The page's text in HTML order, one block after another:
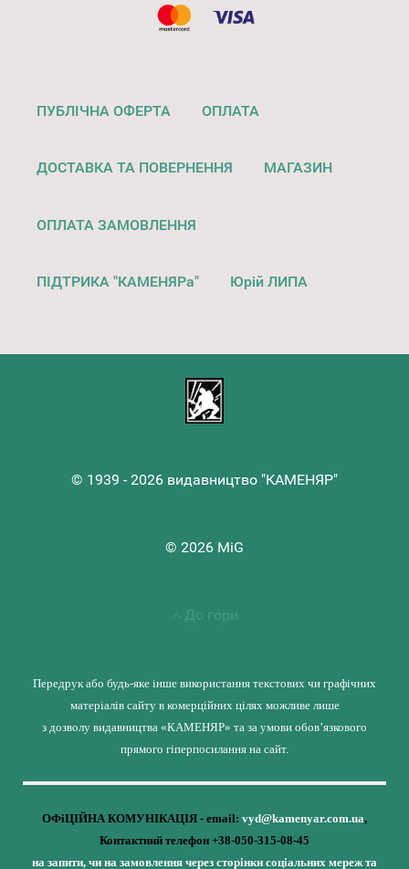
ПУБЛІЧНА ОФЕРТА ОПЛАТА
ДОСТАВКА ТА ПОВЕРНЕННЯ МАГАЗИН
ОПЛАТА ЗАМОВЛЕННЯ
ПІДТРИКА "КАМЕНЯРа" Юрій ЛИПА
© 1939 - 2026 видавництво "КАМЕНЯР"
© 2026 MiG
До гори
Передрук або будь-яке інше використання текстових чи графічних
матеріалів сайту в комерційних цілях можливе лише
з дозволу видавництва «КАМЕНЯР» та за умови обов’язкового
прямого гіперпосилання на сайт.
ОФіЦІЙНА КОМУНІКАЦІЯ - email: vyd@kamenyar.com.ua,
Контактний телефон +38-050-315-08-45
на запити, чи на замовлення через сторінки соціальних мереж та